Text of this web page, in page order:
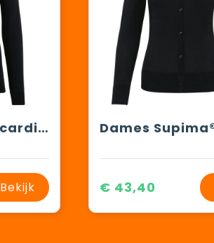
Heren Supima® cardigan
Bekijk € 43,40